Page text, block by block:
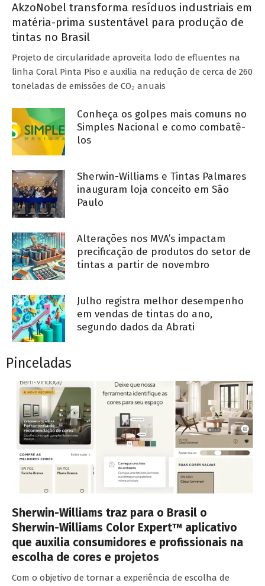
AkzoNobel transforma resíduos industriais em
matéria-prima sustentável para produção de
tintas no Brasil
Projeto de circularidade aproveita lodo de efluentes na
linha Coral Pinta Piso e auxilia na redução de cerca de 260
toneladas de emissões de CO₂ anuais
Conheça os golpes mais comuns no
Simples Nacional e como combatê-
los
Sherwin-Williams e Tintas Palmares
inauguram loja conceito em São
Paulo
Alterações nos MVA’s impactam
precificação de produtos do setor de
tintas a partir de novembro
Julho registra melhor desempenho
em vendas de tintas do ano,
segundo dados da Abrati
Pinceladas
Sherwin-Williams traz para o Brasil o
Sherwin-Williams Color Expert™ aplicativo
que auxilia consumidores e profissionais na
escolha de cores e projetos
Com o objetivo de tornar a experiência de escolha de